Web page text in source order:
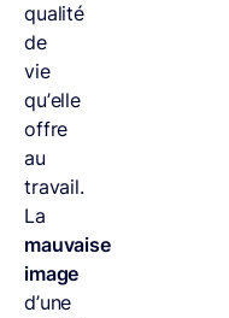
qualité
de
vie
qu’elle
offre
au
travail.
La
mauvaise
image
d’une